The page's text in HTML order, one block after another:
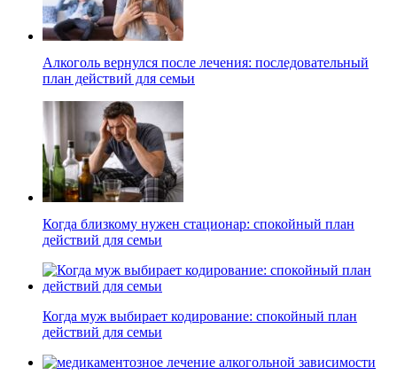
Алкоголь вернулся после лечения: последовательный
план действий для семьи
Когда близкому нужен стационар: спокойный план
действий для семьи
Когда муж выбирает кодирование: спокойный план
действий для семьи